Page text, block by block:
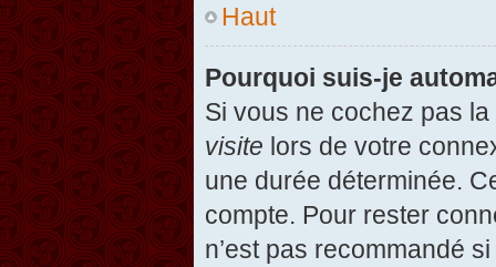
Haut
Pourquoi suis-je
Si vous ne cochez pas
visite lors de votre
une durée déterminée.
compte. Pour rester
n’est pas recommandé